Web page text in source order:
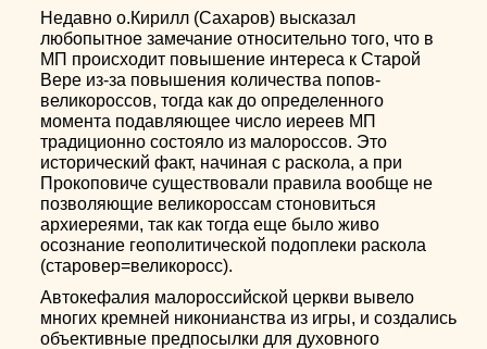
Недавно о.Кирилл (Сахаров) высказал
любопытное замечание относительно того, что в
МП происходит повышение интереса к Старой
Вере из-за повышения количества попов-
великороссов, тогда как до определенного
момента подавляющее число иереев МП
традиционно состояло из малороссов. Это
исторический факт, начиная с раскола, а при
Прокоповиче существовали правила вообще не
позволяющие великороссам стоновиться
архиереями, так как тогда еще было живо
осознание геополитической подоплеки раскола
(старовер=великоросс).
Автокефалия малороссийской церкви вывело
многих кремней никонианства из игры, и создались
объективные предпосылки для духовного